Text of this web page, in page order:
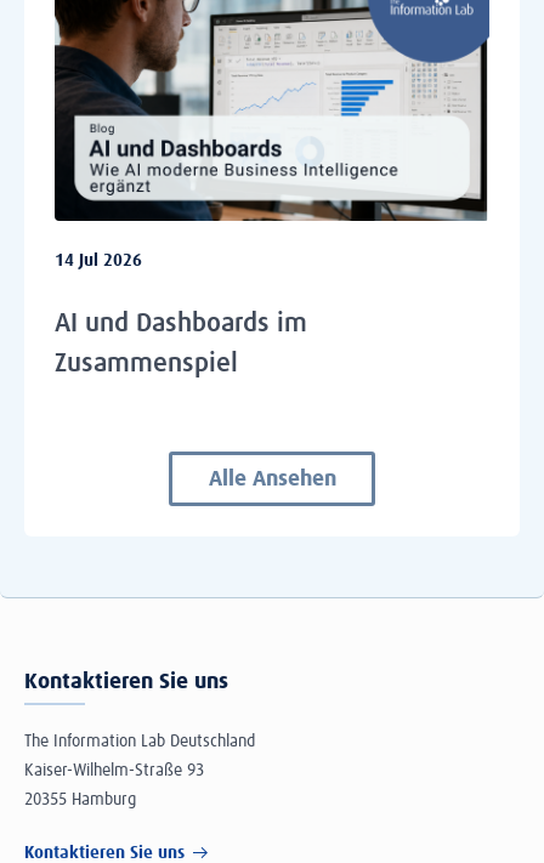
14 Jul 2026
AI und Dashboards im
Zusammenspiel
Alle Ansehen
Kontaktieren Sie uns
The Information Lab Deutschland
Kaiser-Wilhelm-Straße 93
20355 Hamburg
Kontaktieren Sie uns